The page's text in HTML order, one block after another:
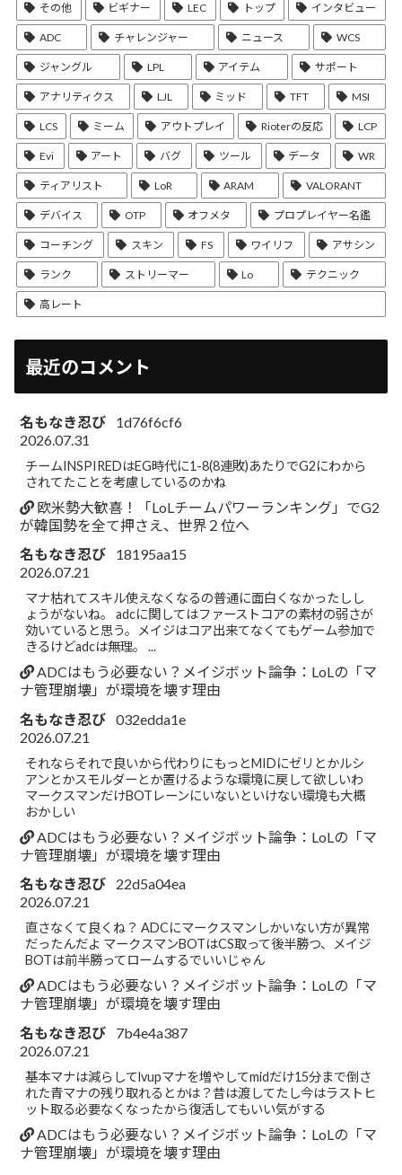
その他 ビギナー LEC トップ インタビュー
ADC チャレンジャー ニュース WCS
ジャングル LPL アイテム サポート
アナリティクス LJL ミッド TFT MSI
LCS ミーム アウトプレイ Rioterの反応 LCP
Evi アート バグ ツール データ WR
ティアリスト LoR ARAM VALORANT
デバイス OTP オフメタ プロプレイヤー名鑑
コーチング スキン FS ワイリフ アサシン
ランク ストリーマー Lo テクニック
高レート
最近のコメント
名もなき忍び
1d76f6cf6
2026.07.31
チームINSPIREDはEG時代に1-8(8連敗)あたりでG2にわから
されてたことを考慮しているのかね
欧米勢大歓喜！「LoLチームパワーランキング」でG2
が韓国勢を全て押さえ、世界２位へ
名もなき忍び
18195aa15
2026.07.21
マナ枯れてスキル使えなくなるの普通に面白くなかったしし
ょうがないね。 adcに関してはファーストコアの素材の弱さが
効いていると思う。メイジはコア出来てなくてもゲーム参加で
きるけどadcは無理。 ...
ADCはもう必要ない？メイジボット論争：LoLの「マ
ナ管理崩壊」が環境を壊す理由
名もなき忍び 032edda1e
2026.07.21
それならそれで良いから代わりにもっとMIDにゼリとかルシ
アンとかスモルダーとか置けるような環境に戻して欲しいわ
マークスマンだけBOTレーンにいないといけない環境も大概
おかしい
ADCはもう必要ない？メイジボット論争：LoLの「マ
ナ管理崩壊」が環境を壊す理由
名もなき忍び
22d5a04ea
2026.07.21
直さなくて良くね？ ADCにマークスマンしかいない方が異常
だったんだよ マークスマンBOTはCS取って後半勝つ、メイジ
BOTは前半勝ってロームするでいいじゃん
ADCはもう必要ない？メイジボット論争：LoLの「マ
ナ管理崩壊」が環境を壊す理由
名もなき忍び
7b4e4a387
2026.07.21
基本マナは減らしてlvupマナを増やしてmidだけ15分まで倒さ
れた青マナの残り取れるとかは？昔は渡してたし今はラストヒ
ット取る必要なくなったから復活してもいい気がする
ADCはもう必要ない？メイジボット論争：LoLの「マ
ナ管理崩壊」が環境を壊す理由